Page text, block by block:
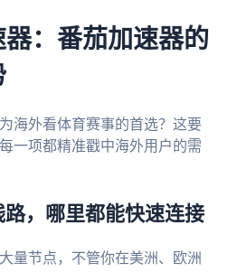
：番茄加速器的
海外看体育赛事的首选？这要
一项都精准戳中海外用户的需
，哪里都能快速连接
量节点，不管你在美洲、欧洲